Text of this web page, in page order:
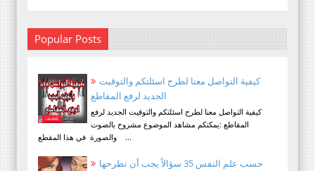
Popular Posts
كيفية التواصل معنا لطرح اسئلتكم والتوقيت
الجديد لرفع المقاطع
كيفية التواصل معنا لطرح اسئلتكم والتوقيت الجديد لرفع
المقاطع :يمكنكم مشاهد الموضوع مشروح بالصوت
والصورة في هذا المقطع ...
حسب علم النفس 35 سؤالاً يجب أن تطرحها